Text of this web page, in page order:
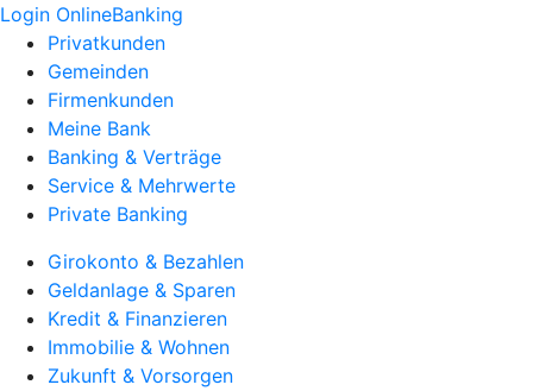
Login OnlineBanking
Privatkunden
Gemeinden
Firmenkunden
Meine Bank
Banking & Verträge
Service & Mehrwerte
Private Banking
Girokonto & Bezahlen
Geldanlage & Sparen
Kredit & Finanzieren
Immobilie & Wohnen
Zukunft & Vorsorgen